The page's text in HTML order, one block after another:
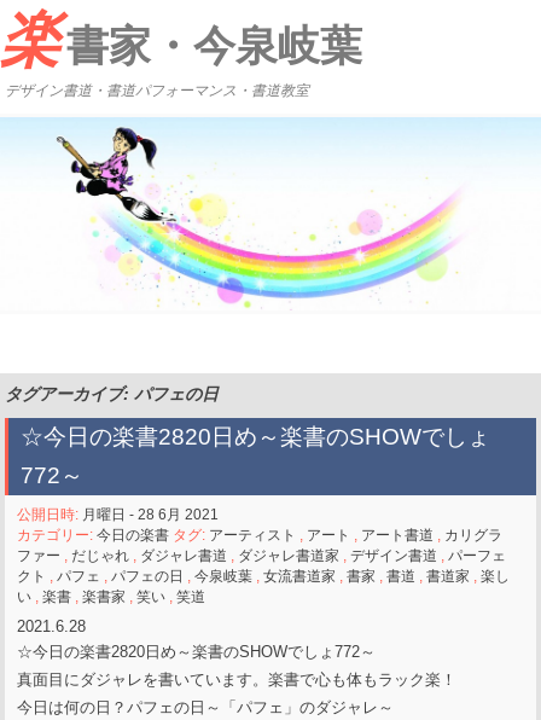
楽書家・今泉岐葉
デザイン書道・書道パフォーマンス・書道教室
タグアーカイブ: パフェの日
☆今日の楽書2820日め～楽書のSHOWでしょ
772～
公開日時: 月曜日 - 28 6月 2021
カテゴリー:今日の楽書 タグ: アーティスト アート アート書道
カリグラ
ファー
だじゃれ ダジャレ書道 ダジャレ書道家 ,デザイン書道
パーフェ
クト
パフェ パフェの日 ,今泉岐葉 ,女流書道家 ,書家 ,書道 ,書道家 ,楽し
い ,楽書 ,楽書家 ,笑い ,笑道
2021.6.28
☆今日の楽書2820日め～楽書のSHOWでしょ772～
真面目にダジャレを書いています。楽書で心も体もラック楽！
今日は何の日？パフェの日～「パフェ」のダジャレ～